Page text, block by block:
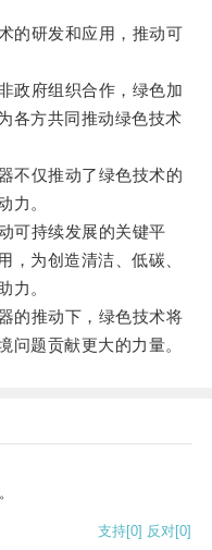
研发和应用，推动可
府组织合作，绿色加
各方共同推动绿色技术
仅推动了绿色技术的
力。
持续发展的关键平
，为创造清洁、低碳、
力。
推动下，绿色技术将
问题贡献更大的力量。
支持[0] 反对[0]